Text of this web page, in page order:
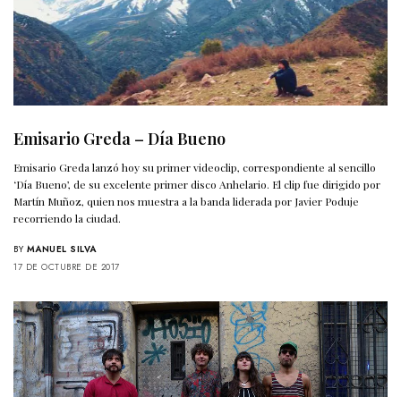
Emisario Greda – Día Bueno
Emisario Greda lanzó hoy su primer videoclip, correspondiente al sencillo
‘Día Bueno’, de su excelente primer disco Anhelario. El clip fue dirigido por
Martín Muñoz, quien nos muestra a la banda liderada por Javier Poduje
recorriendo la ciudad.
BY MANUEL SILVA
17 DE OCTUBRE DE 2017